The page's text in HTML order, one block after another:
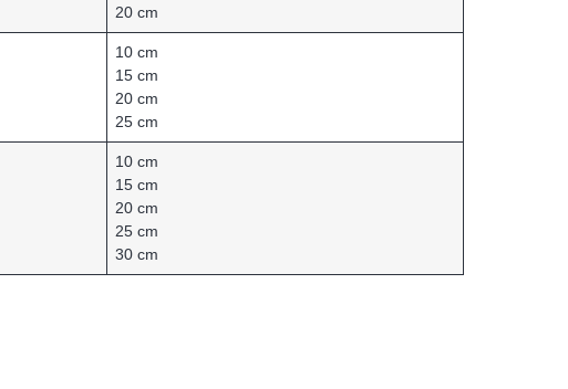
20 cm
10 cm
15 cm
20 cm
25 cm
10 cm
15 cm
20 cm
25 cm
30 cm